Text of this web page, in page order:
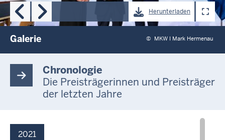
zum
Blättern
der
Galerie
Herunterladen
Galerie © MKW I Mark Hermenau
Chronologie
Die Preisträgerinnen und Preisträger
der letzten Jahre
2021